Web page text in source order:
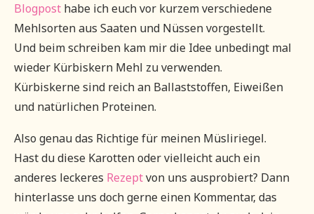
Blogpost habe ich euch vor kurzem verschiedene
Mehlsorten aus Saaten und Nüssen vorgestellt.
Und beim schreiben kam mir die Idee unbedingt mal
wieder Kürbiskern Mehl zu verwenden.
Kürbiskerne sind reich an Ballaststoffen, Eiweißen
und natürlichen Proteinen.
Also genau das Richtige für meinen Müsliriegel.
Hast du diese Karotten oder vielleicht auch ein
anderes leckeres Rezeptvon uns ausprobiert? Dann
hinterlasse uns doch gerne einen Kommentar, das